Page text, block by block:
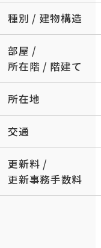
種別 / 建物構造
部屋 /
所在階 / 階建て
所在地
交通
更新料 /
更新事務手数料